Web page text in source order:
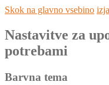
Skok na glavno vsebino
Nastavitve za
potrebami
Barvna tema